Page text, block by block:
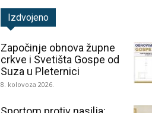
Izdvojeno
Započinje obnova župne
crkve i Svetišta Gospe od
Suza u Pleternici
8. kolovoza 2026.